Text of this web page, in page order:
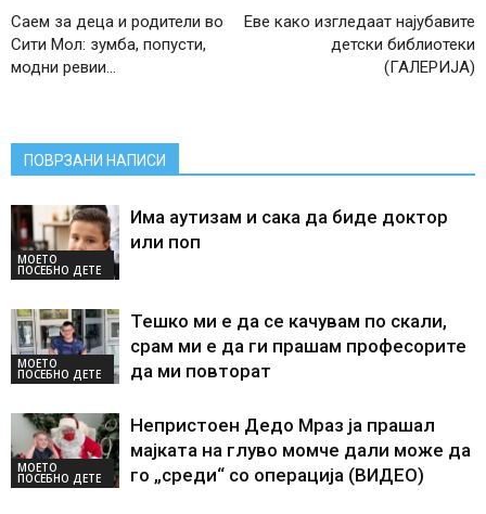
Саем за деца и родители во
Сити Мол: зумба, попусти,
модни ревии…
Еве како изгледаат најубавите
детски библиотеки
(ГАЛЕРИЈА)
ПОВРЗАНИ НАПИСИ
МОЕТО
ПОСЕБНО ДЕТЕ
Има аутизам и сака да биде доктор
или поп
МОЕТО
ПОСЕБНО ДЕТЕ
Тешко ми е да се качувам по скали,
срам ми е да ги прашам професорите
да ми повторат
МОЕТО
ПОСЕБНО ДЕТЕ
Непристоен Дедо Мраз ја прашал
мајката на глуво момче дали може да
го „среди“ со операција (ВИДЕО)